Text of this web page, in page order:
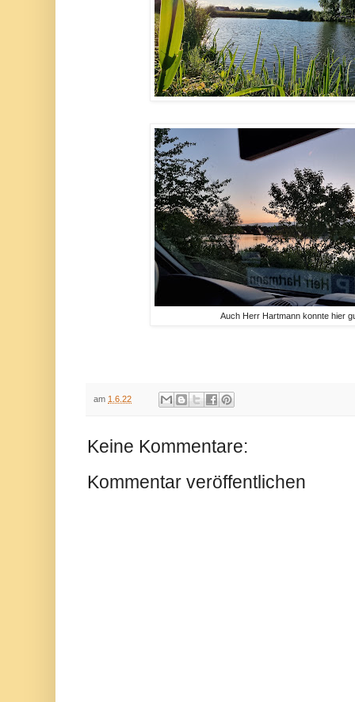
Auch Herr Hartmann konnte hier
am 1.6.22
Keine Kommentare:
Kommentar veröffentlichen